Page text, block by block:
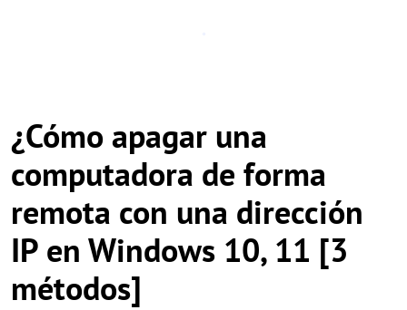
¿Cómo apagar una
computadora de forma
remota con una dirección
IP en Windows 10, 11 [3
métodos]